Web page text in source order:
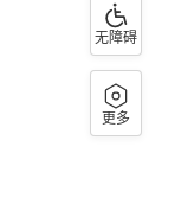
无障碍
更多